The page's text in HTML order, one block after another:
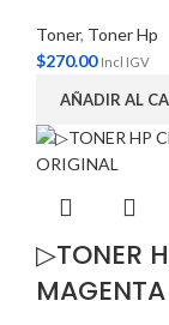
Toner, Toner Hp
$270.00 Incl IGV
AÑADIR AL
▷TONER